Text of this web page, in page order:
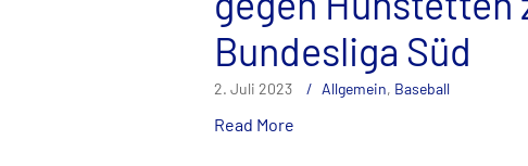
Bundesliga Süd
2. Juli 2023 Allgemein, Baseball
Read More